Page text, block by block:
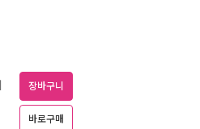
장바구니
바로구매